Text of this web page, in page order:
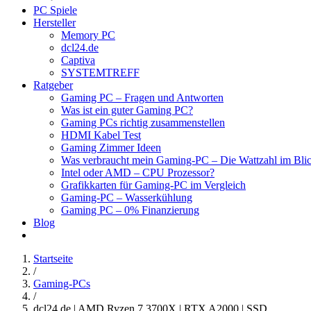
PC Spiele
Hersteller
Memory PC
dcl24.de
Captiva
SYSTEMTREFF
Ratgeber
Gaming PC – Fragen und Antworten
Was ist ein guter Gaming PC?
Gaming PCs richtig zusammenstellen
HDMI Kabel Test
Gaming Zimmer Ideen
Was verbraucht mein Gaming-PC – Die Wattzahl im
Intel oder AMD – CPU Prozessor?
Grafikkarten für Gaming-PC im Vergleich
Gaming-PC – Wasserkühlung
Gaming PC – 0% Finanzierung
Blog
Startseite
/
Gaming-PCs
/
dcl24.de | AMD Ryzen 7 3700X | RTX A2000 | SSD